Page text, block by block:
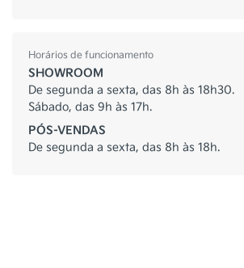
Horários de funcionamento
SHOWROOM
De segunda a sexta, das 8h às 18h30.
Sábado, das 9h às 17h.
PÓS-VENDAS
De segunda a sexta, das 8h às 18h.